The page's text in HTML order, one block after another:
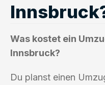
Was kostet ein
Innsbruck?
Du planst einen